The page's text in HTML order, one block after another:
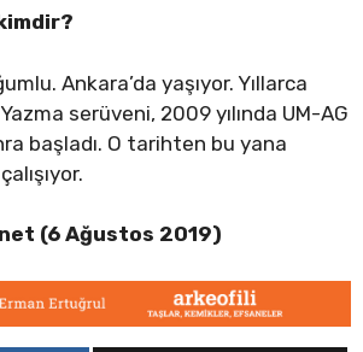
Ankara’da yaşıyor. Yıllarca
serüveni, 2009 yılında UM-AG
başladı. O tarihten bu yana
(6 Ağustos 2019)